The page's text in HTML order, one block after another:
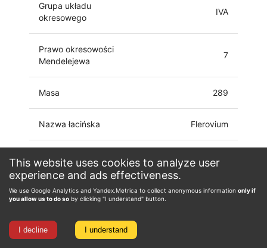
This website uses cookies to analyze user
experience and ads effectiveness.
We use Google Analytics and Yandex.Metrica to collect anonymous information only if
you allow us to do so by clicking "I understand" button.
I decline I understand
Grupa układu
okresowego
IVA
Prawo okresowości
Mendelejewa
7
Masa 289
Nazwa łacińska Flerovium
Konfiguracja elektronowa
6d10
Stopień utlenienia